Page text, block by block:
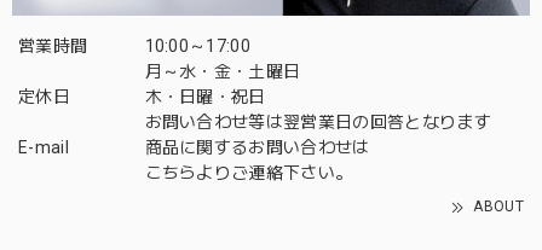
営業時間
10:00～17:00
月～水・金・土曜日
定休日
木・日曜・祝日
お問い合わせ等は翌営業日の回答となります
E-mail
商品に関するお問い合わせは
こちらよりご連絡下さい。
ABOUT